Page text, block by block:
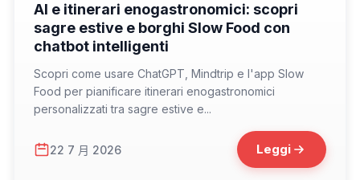
AI e itinerari enogastronomici: scopri
sagre estive e borghi Slow Food con
chatbot intelligenti
Scopri come usare ChatGPT, Mindtrip e l'app Slow
Food per pianificare itinerari enogastronomici
personalizzati tra sagre estive e...
22 7 月 2026 Leggi